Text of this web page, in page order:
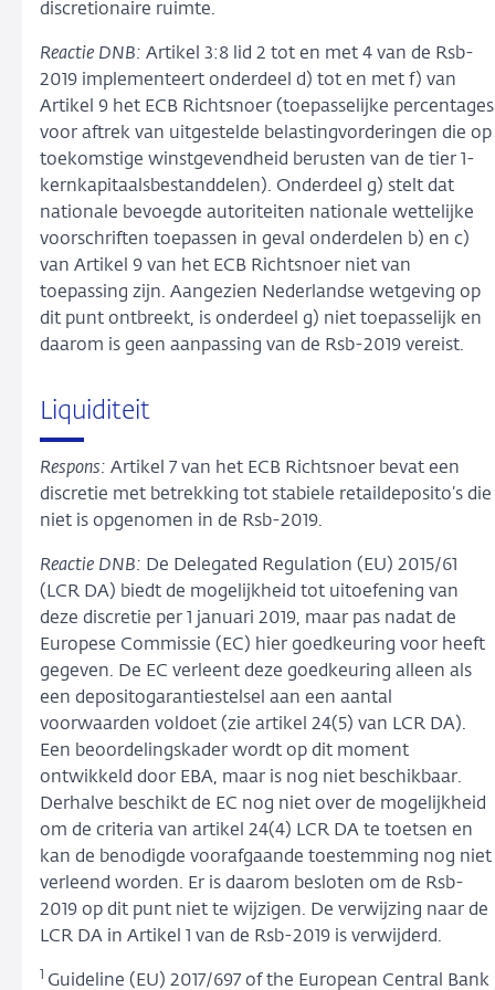
discretionaire ruimte.
Reactie DNB: Artikel 3:8 lid 2 tot en met 4 van de Rsb-
2019 implementeert onderdeel d) tot en met f) van
Artikel 9 het ECB Richtsnoer (toepasselijke percentages
voor aftrek van uitgestelde belastingvorderingen die op
toekomstige winstgevendheid berusten van de tier 1-
kernkapitaalsbestanddelen). Onderdeel g) stelt dat
nationale bevoegde autoriteiten nationale wettelijke
voorschriften toepassen in geval onderdelen b) en c)
van Artikel 9 van het ECB Richtsnoer niet van
toepassing zijn. Aangezien Nederlandse wetgeving op
dit punt ontbreekt, is onderdeel g) niet toepasselijk en
daarom is geen aanpassing van de Rsb-2019 vereist.
Liquiditeit
Respons: Artikel 7 van het ECB Richtsnoer bevat een
discretie met betrekking tot stabiele retaildeposito’s die
niet is opgenomen in de Rsb-2019.
Reactie DNB: De Delegated Regulation (EU) 2015/61
(LCR DA) biedt de mogelijkheid tot uitoefening van
deze discretie per 1 januari 2019, maar pas nadat de
Europese Commissie (EC) hier goedkeuring voor heeft
gegeven. De EC verleent deze goedkeuring alleen als
een depositogarantiestelsel aan een aantal
voorwaarden voldoet (zie artikel 24(5) van LCR DA).
Een beoordelingskader wordt op dit moment
ontwikkeld door EBA, maar is nog niet beschikbaar.
Derhalve beschikt de EC nog niet over de mogelijkheid
om de criteria van artikel 24(4) LCR DA te toetsen en
kan de benodigde voorafgaande toestemming nog niet
verleend worden. Er is daarom besloten om de Rsb-
2019 op dit punt niet te wijzigen. De verwijzing naar de
LCR DA in Artikel 1 van de Rsb-2019 is verwijderd.
Guideline (EU) 2017/697 of the European Central Bank